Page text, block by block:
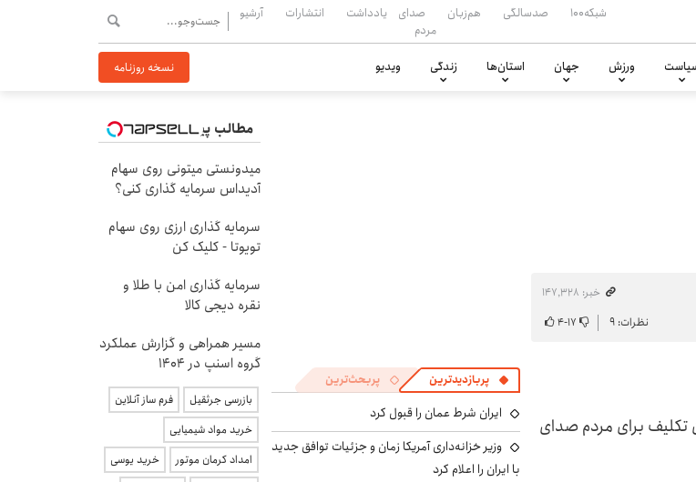
شبکه۱۰۰ صدسالگی هم‌زبان
صدای
مردم
یادداشت انتشارات آرشیو
ورزش جهان استان‌ها زندگی ویدیو نسخه روزنامه
خبر: ۱۴۷٬۳۲۸
نظرات: ۹ ۱۷-۴
تکلیف برای مردم صدای
پربازدیدترین پربحث‌ترین
ایران شرط عمان را قبول کرد
وزیر خزانه‌داری آمریکا زمان و جزئیات توافق جدید
با ایران را اعلام کرد
مطالب پیشنهادی
میدونستی میتونی روی سهام
آدیداس سرمایه گذاری کنی؟
سرمایه گذاری ارزی روی سهام
تویوتا - کلیک کن
سرمایه گذاری امن با طلا و
نقره دیجی کالا
مسیر همراهی و گزارش عملکرد
گروه اسنپ در ۱۴۰۴
بازرسی جرثقیل
فرم ساز آنلاین
خرید مواد شیمیایی
امداد کرمان موتور
خرید یوسی